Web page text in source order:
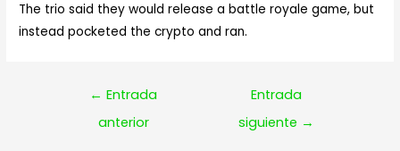
The trio said they would release a battle royale game, but
instead pocketed the crypto and ran.
Navegación
← Entrada
anterior
Entrada
siguiente →